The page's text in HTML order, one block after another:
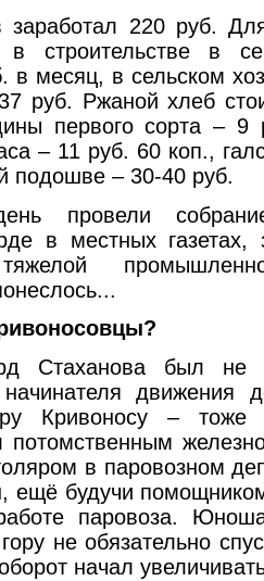
заработал 220 руб.
в строительстве в
в месяц, в сельском
руб. Ржаной хлеб
первого сорта –
– 11 руб. 60 коп.,
подошве – 30-40 руб.
провели
в местных
Стаханова был не
движения
Кривоносу – тоже
потомственным
в паровозном
ещё будучи
паровоза.
не обязательно
начал